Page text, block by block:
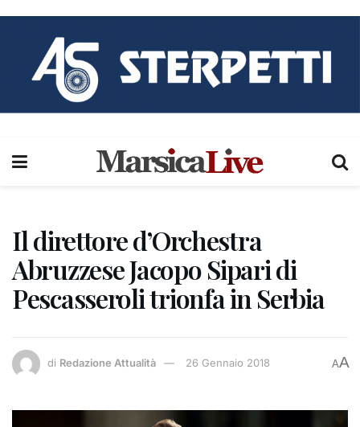
Il direttore d’Orchestra
Abruzzese Jacopo Sipari di
Pescasseroli trionfa in Serbia
di Redazione Attualità 26 Gennaio 2018 AA